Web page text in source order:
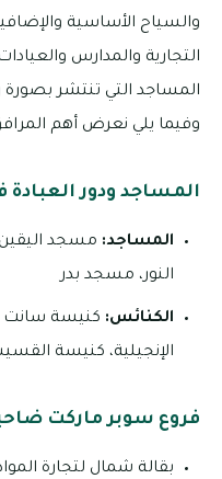
والسياح الأساسية
التجارية والمدارس
المساجد التي تنتشر بصورة
وفيما يلي نعرض أهم
المساجد ودور العبادة
المساجد: مسجد
النور، مسجد بدر
الكنائس: كنيسة سانت
الإنجيلية، كنيسة
فروع سوبر ماركت
بقالة شمال لتجارة